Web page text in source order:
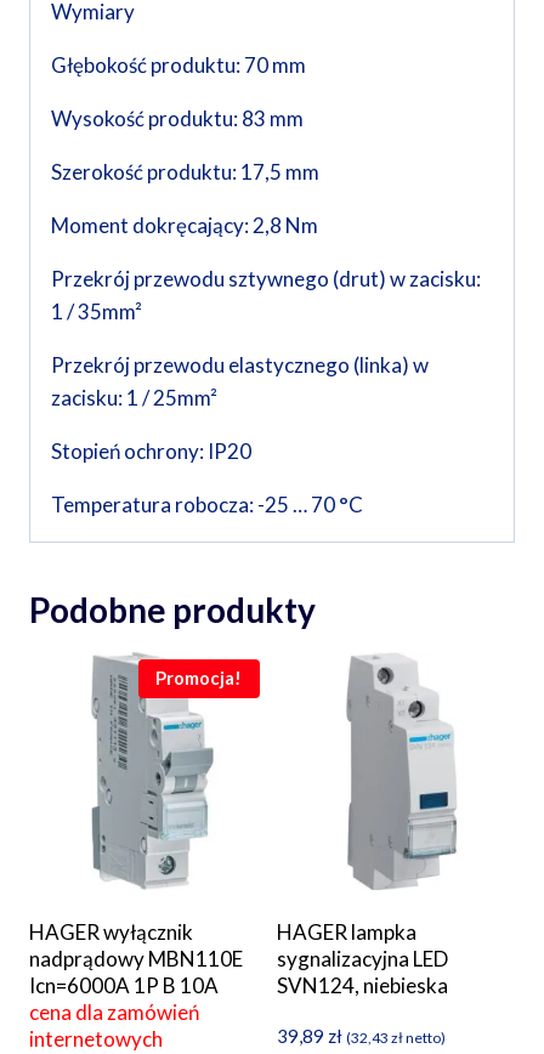
Wymiary
Głębokość produktu: 70 mm
Wysokość produktu: 83 mm
Szerokość produktu: 17,5 mm
Moment dokręcający: 2,8 Nm
Przekrój przewodu sztywnego (drut) w zacisku:
1 / 35mm²
Przekrój przewodu elastycznego (linka) w
zacisku: 1 / 25mm²
Stopień ochrony: IP20
Temperatura robocza: -25 … 70 °C
Podobne produkty
Promocja!
HAGER wyłącznik
nadprądowy MBN110E
Icn=6000A 1P B 10A
cena dla zamówień
internetowych
HAGER lampka
sygnalizacyjna LED
SVN124, niebieska
39,89 zł (32,43 złnetto)